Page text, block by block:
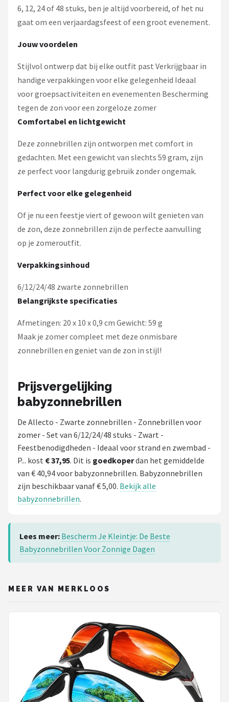
6, 12, 24 of 48 stuks, ben je altijd voorbereid, of het nu
gaat om een verjaardagsfeest of een groot evenement.
Jouw voordelen
Stijlvol ontwerp dat bij elke outfit past Verkrijgbaar in
handige verpakkingen voor elke gelegenheid Ideaal
voor groepsactiviteiten en evenementen Bescherming
tegen de zon voor een zorgeloze zomer
Comfortabel en lichtgewicht
Deze zonnebrillen zijn ontworpen met comfort in
gedachten. Met een gewicht van slechts 59 gram, zijn
ze perfect voor langdurig gebruik zonder ongemak.
Perfect voor elke gelegenheid
Of je nu een feestje viert of gewoon wilt genieten van
de zon, deze zonnebrillen zijn de perfecte aanvulling
op je zomeroutfit.
Verpakkingsinhoud
6/12/24/48 zwarte zonnebrillen
Belangrijkste specificaties
Afmetingen: 20 x 10 x 0,9 cm Gewicht: 59 g
Maak je zomer compleet met deze onmisbare
zonnebrillen en geniet van de zon in stijl!
Prijsvergelijking
babyzonnebrillen
De Allecto - Zwarte zonnebrillen - Zonnebrillen voor
zomer - Set van 6/12/24/48 stuks - Zwart -
Feestbenodigdheden - Ideaal voor strand en zwembad -
P... kost € 37,95. Dit is goedkoperdan het gemiddelde
van € 40,94 voor babyzonnebrillen. Babyzonnebrillen
zijn beschikbaar vanaf € 5,00. Bekijk alle
babyzonnebrillen.
Lees meer: Bescherm Je Kleintje: De Beste
Babyzonnebrillen Voor Zonnige Dagen
MEER VAN MERKLOOS